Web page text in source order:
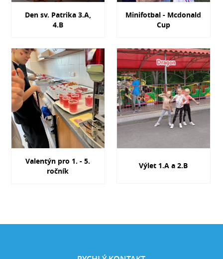
Den sv. Patrika 3.A,
4.B
Minifotbal - Mcdonald
Cup
Valentýn pro 1. - 5.
ročník
Výlet 1.A a 2.B